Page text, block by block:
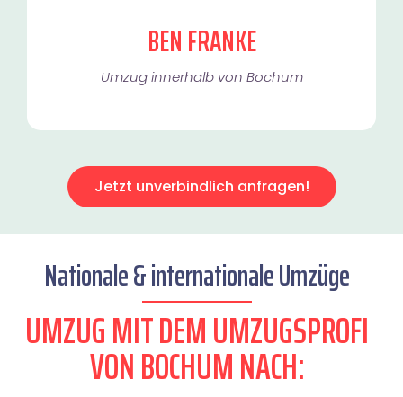
BEN FRANKE
Umzug innerhalb von Bochum​
Jetzt unverbindlich anfragen!
Nationale & internationale Umzüge
UMZUG MIT DEM UMZUGSPROFI
VON BOCHUM NACH: